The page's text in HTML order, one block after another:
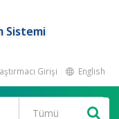
Sistemi
Girişi English